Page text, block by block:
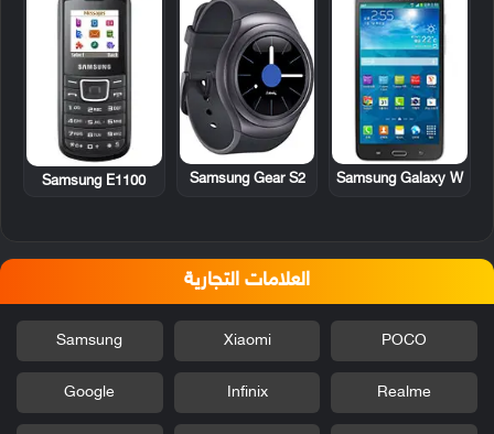
Samsung Galaxy W
Samsung Gear S2
Samsung E1100
العلامات التجارية
POCO
Xiaomi
Samsung
Realme
Infinix
Google